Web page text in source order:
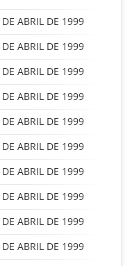
ABRIL DE 1999
ABRIL DE 1999
ABRIL DE 1999
ABRIL DE 1999
ABRIL DE 1999
ABRIL DE 1999
ABRIL DE 1999
ABRIL DE 1999
ABRIL DE 1999
ABRIL DE 1999